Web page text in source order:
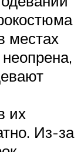
местах
их
Из-за